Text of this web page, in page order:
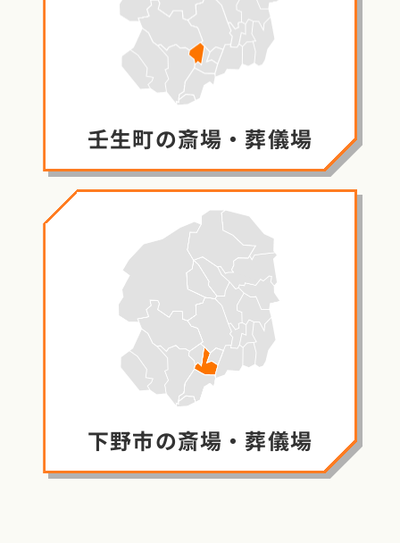
壬生町の斎場・葬儀場
下野市の斎場・葬儀場